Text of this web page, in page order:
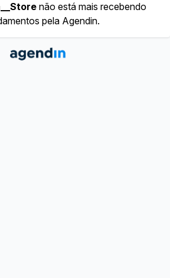
não está mais recebendo
pela Agendin.